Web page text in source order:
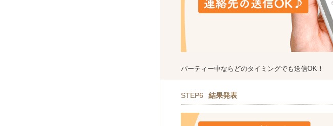
パーティー中ならどのタイミングでも送信OK！
STEP6 結果発表